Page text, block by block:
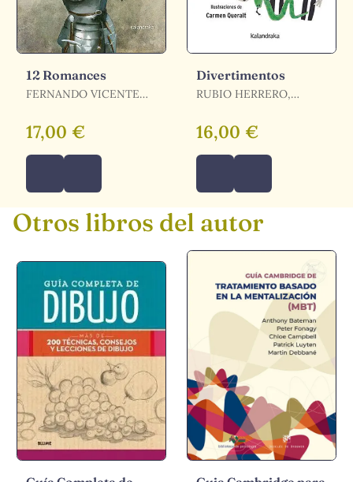
12 Romances
FERNANDO VICENTE
17,00 €
Divertimentos
RUBIO HERRERO,
16,00 €
Otros libros del autor